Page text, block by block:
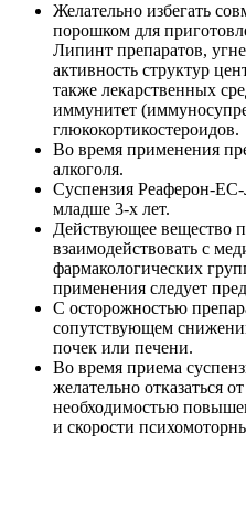
Желательно избегать
порошком для
Липинт препаратов,
активность структур
также лекарственных
иммунитет
глюкокортикостероидов.
Во время применения
алкоголя.
Суспензия Реаферон-
младше 3-х лет.
Действующее вещество
взаимодействовать с
фармакологических
применения следует
С осторожностью
сопутствующем
почек или печени.
Во время приема
желательно отказаться
необходимостью
и скорости